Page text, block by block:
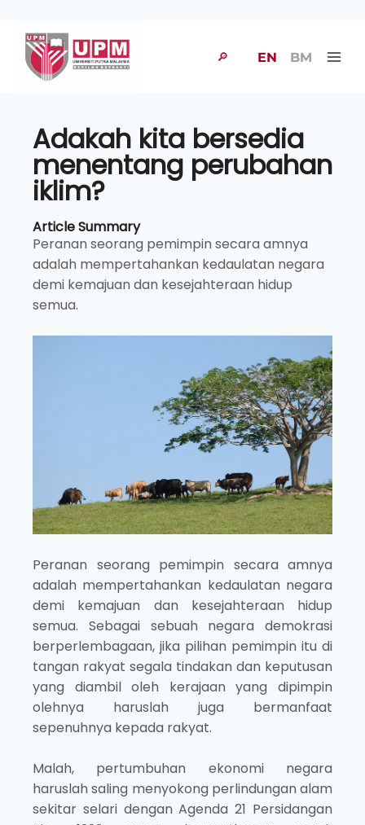
🔎 EN BM
Adakah kita bersedia
menentang perubahan
iklim?
Article Summary
Peranan seorang pemimpin secara amnya
adalah mempertahankan kedaulatan negara
demi kemajuan dan kesejahteraan hidup
semua.
Peranan seorang pemimpin secara amnya
adalah mempertahankan kedaulatan negara
demi kemajuan dan kesejahteraan hidup
semua. Sebagai sebuah negara demokrasi
berperlembagaan, jika pilihan pemimpin itu di
tangan rakyat segala tindakan dan keputusan
yang diambil oleh kerajaan yang dipimpin
olehnya haruslah juga bermanfaat
sepenuhnya kepada rakyat.
Malah, pertumbuhan ekonomi negara
haruslah saling menyokong perlindungan alam
sekitar selari dengan Agenda 21 Persidangan